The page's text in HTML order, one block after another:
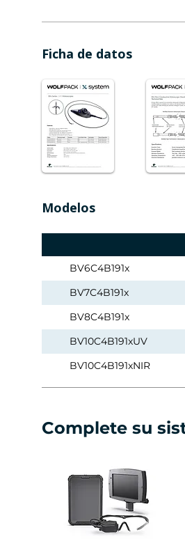
Ficha de datos
Modelos
BV6C4B191x
BV7C4B191x
BV8C4B191x
BV10C4B191xUV
BV10C4B191xNIR
Complete su